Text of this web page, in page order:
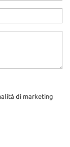
di marketing